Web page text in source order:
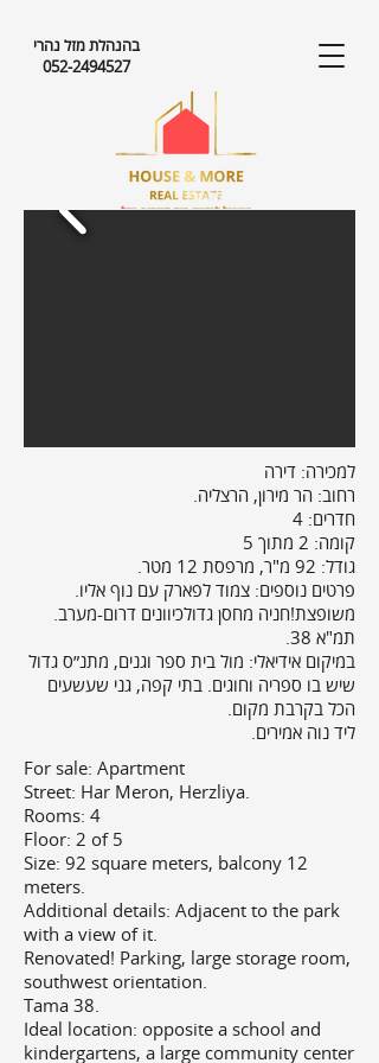
בהנהלת מזל נהרי
052-2494527
למכירה: דירה
רחוב: הר מירון, הרצליה.
חדרים: 4
קומה: 2 מתוך 5
גודל: 92 מ"ר, מרפסת 12 מטר.
​פרטים נוספים: צמוד לפארק עם נוף אליו.
משופצת!חניה מחסן גדולכיוונים דרום-מערב.
תמ"א 38.
במיקום אידיאלי: מול בית ספר וגנים, מתנ״ס גדול
שיש בו ספריה וחוגים. בתי קפה, גני שעשעים
הכל בקרבת מקום.
ליד נוה אמירים.
For sale: Apartment
Street: Har Meron, Herzliya.
Rooms: 4
Floor: 2 of 5
Size: 92 square meters, balcony 12
meters.
Additional details: Adjacent to the park
with a view of it.
Renovated! Parking, large storage room,
southwest orientation.
Tama 38.
Ideal location: opposite a school and
kindergartens, a large community center